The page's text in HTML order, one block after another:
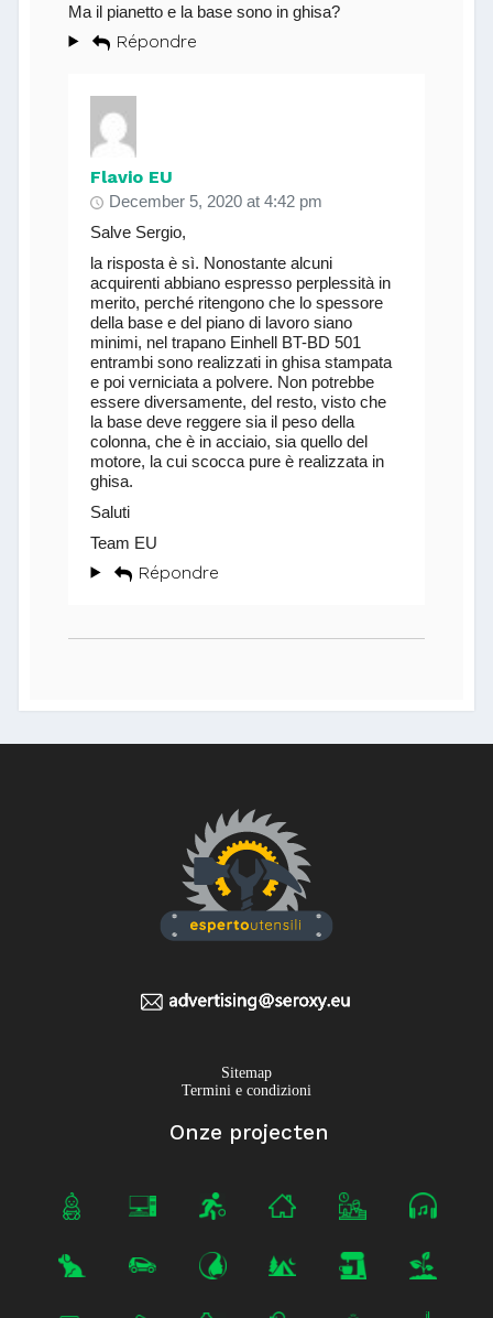
Ma il pianetto e la base sono in ghisa?
Répondre
Flavio EU
December 5, 2020 at 4:42 pm
Salve Sergio,
la risposta è sì. Nonostante alcuni
acquirenti abbiano espresso perplessità in
merito, perché ritengono che lo spessore
della base e del piano di lavoro siano
minimi, nel trapano Einhell BT-BD 501
entrambi sono realizzati in ghisa stampata
e poi verniciata a polvere. Non potrebbe
essere diversamente, del resto, visto che
la base deve reggere sia il peso della
colonna, che è in acciaio, sia quello del
motore, la cui scocca pure è realizzata in
ghisa.
Saluti
Team EU
Répondre
Sitemap
Termini e condizioni
Onze projecten